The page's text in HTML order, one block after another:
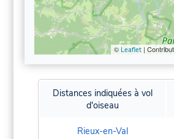
© Leaflet|
Distances indiquées à vol
d'oiseau
Rieux-en-Val